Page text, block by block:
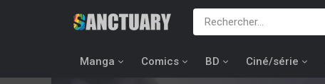
Manga Comics BD Ciné/série